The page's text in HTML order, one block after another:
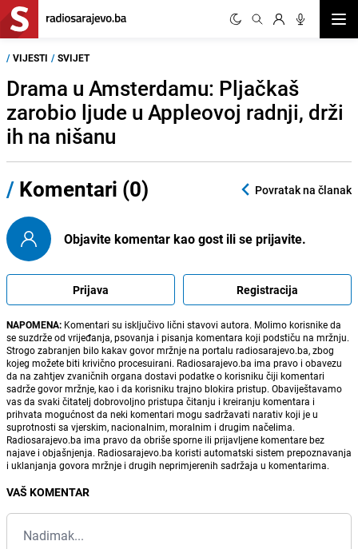
/ VIJESTI / SVIJET
Drama u Amsterdamu: Pljačkaš
zarobio ljude u Appleovoj radnji, drži
ih na nišanu
/ Komentari (0) Povratak na članak
Objavite komentar kao gost ili se prijavite.
Prijava Registracija
NAPOMENA: Komentari su isključivo lični stavovi autora. Molimo korisnike da
se suzdrže od vrijeđanja, psovanja i pisanja komentara koji podstiču na mržnju.
Strogo zabranjen bilo kakav govor mržnje na portalu radiosarajevo.ba, zbog
kojeg možete biti krivično procesuirani. Radiosarajevo.ba ima pravo i obavezu
da na zahtjev zvaničnih organa dostavi podatke o korisniku čiji komentari
sadrže govor mržnje, kao i da korisniku trajno blokira pristup. Obaviještavamo
vas da svaki čitatelj dobrovoljno pristupa čitanju i kreiranju komentara i
prihvata mogućnost da neki komentari mogu sadržavati narativ koji je u
suprotnosti sa vjerskim, nacionalnim, moralnim i drugim načelima.
Radiosarajevo.ba ima pravo da obriše sporne ili prijavljene komentare bez
najave i objašnjenja. Radiosarajevo.ba koristi automatski sistem prepoznavanja
i uklanjanja govora mržnje i drugih neprimjerenih sadržaja u komentarima.
VAŠ KOMENTAR